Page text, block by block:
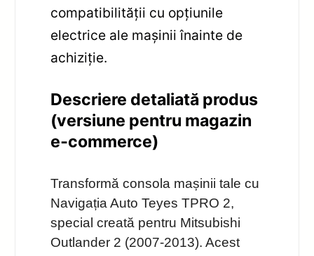
compatibilității cu opțiunile
electrice ale mașinii înainte de
achiziție.
Descriere detaliată produs
(versiune pentru magazin
e‑commerce)
Transformă consola mașinii tale cu
Navigația Auto Teyes TPRO 2,
special creată pentru Mitsubishi
Outlander 2 (2007-2013). Acest